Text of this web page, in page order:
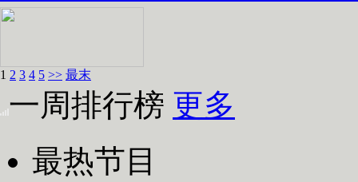
1 2 3 4 5 >> 最末
一周排行榜 更多
最热节目